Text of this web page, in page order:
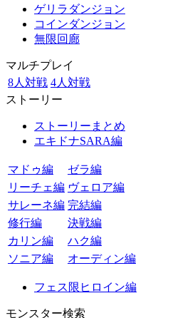
ゲリラダンジョン
コインダンジョン
無限回廊
マルチプレイ
8人対戦 4人対戦
ストーリー
ストーリーまとめ
エキドナSARA編
マドゥ編
ゼラ編
リーチェ編 ヴェロア編
サレーネ編 完結編
修行編
決戦編
カリン編
ハク編
ソニア編
オーディン編
フェス限ヒロイン編
モンスター検索